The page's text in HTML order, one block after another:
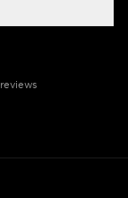
reviews